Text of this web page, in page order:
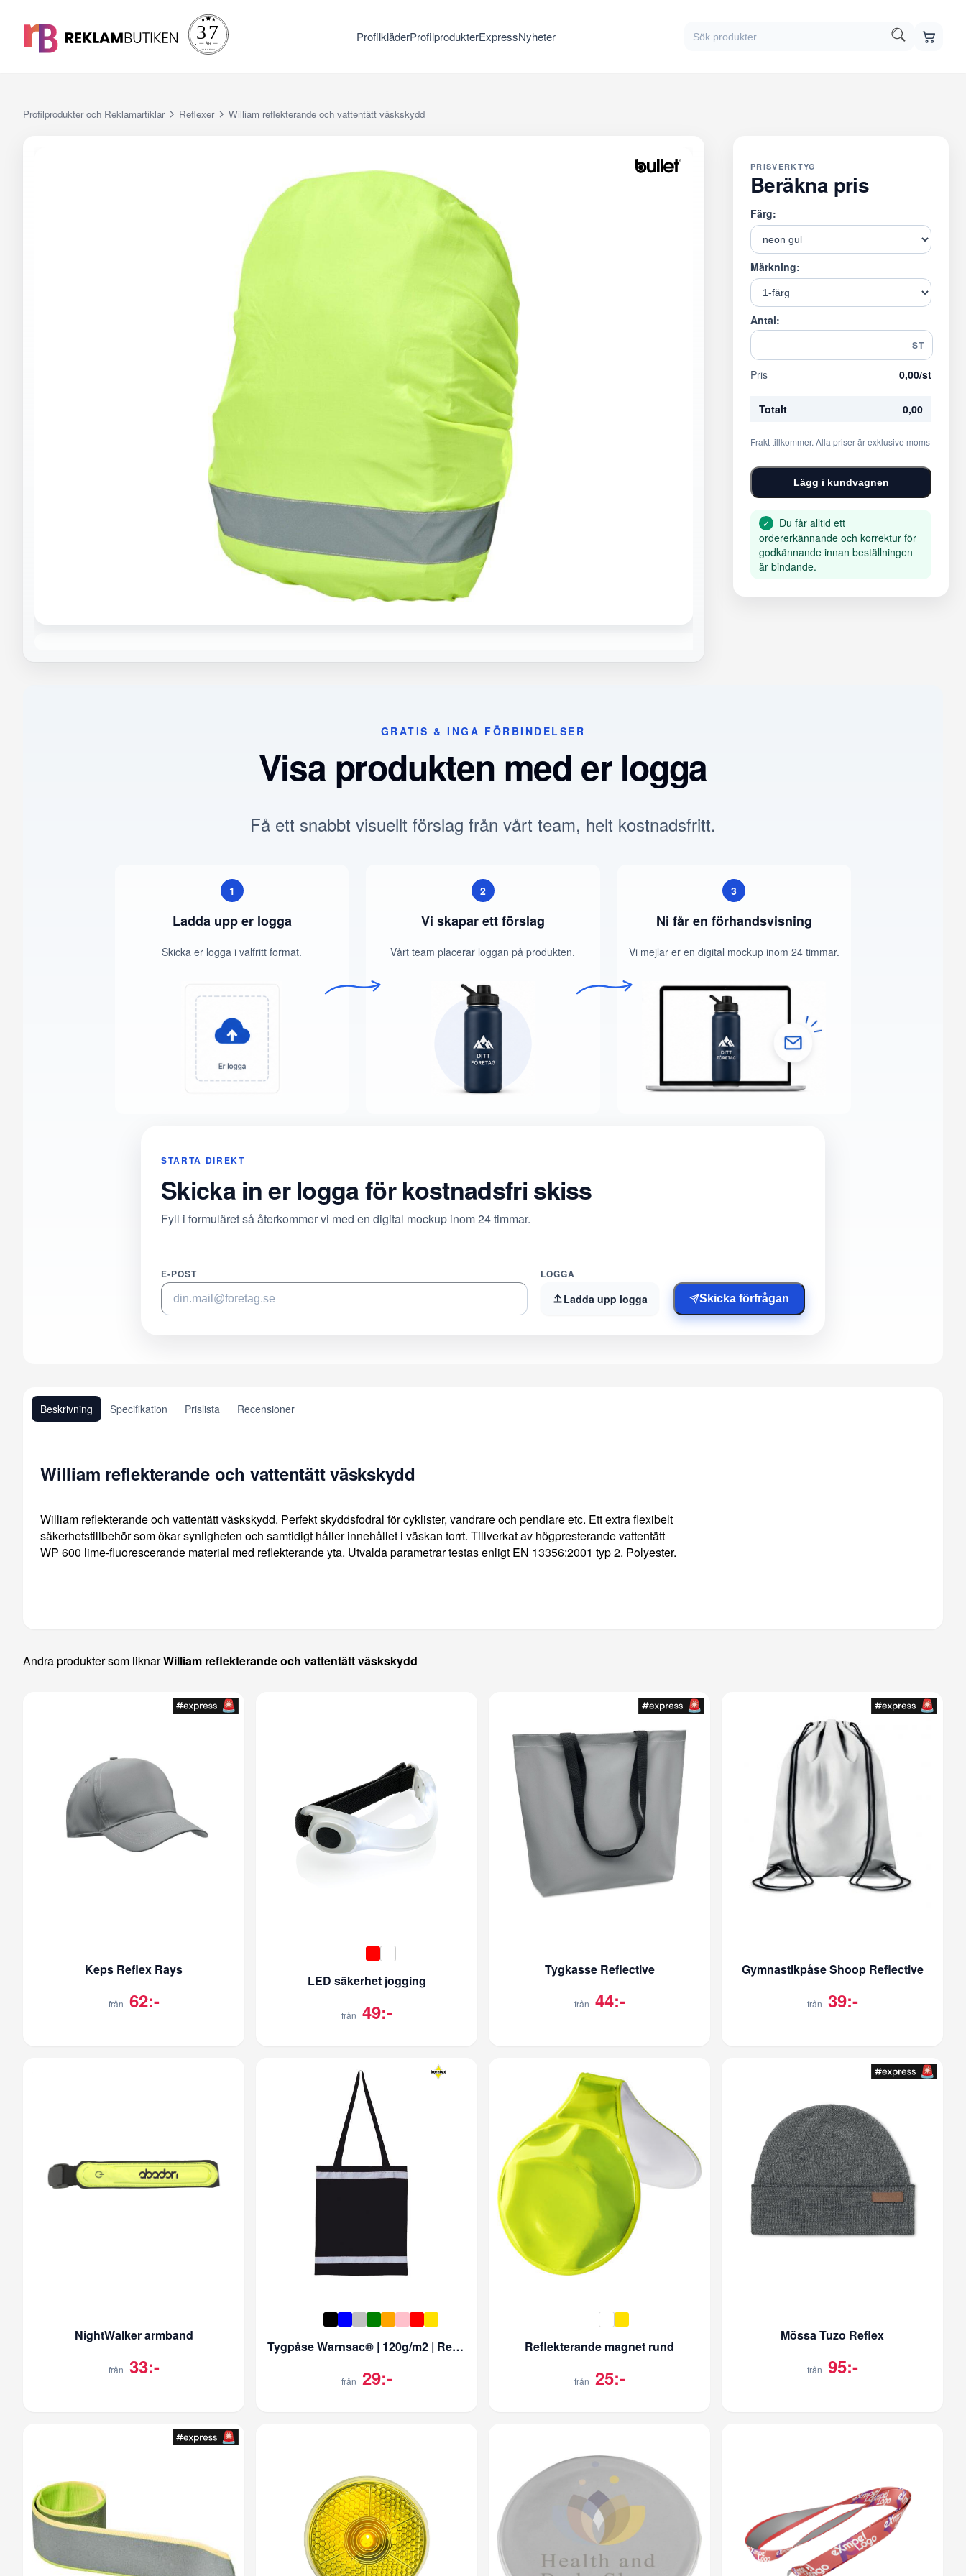
ProfilkläderProfilprodukterExpressNyheter
Profilprodukter och Reklamartiklar Reflexer William reflekterande och vattentätt väskskydd
PRISVERKTYG
Beräkna pris
Färg:
Märkning:
Antal:
ST
Pris 0,00/st
Totalt 0,00
Frakt tillkommer. Alla priser är exklusive moms
Lägg i kundvagnen
✓
Du får alltid ett
ordererkännande och korrektur för
godkännande innan beställningen
är bindande.
GRATIS & INGA FÖRBINDELSER
Visa produkten med er logga
Få ett snabbt visuellt förslag från vårt team, helt kostnadsfritt.
1
Ladda upp er logga
Skicka er logga i valfritt format.
2
Vi skapar ett förslag
Vårt team placerar loggan på produkten.
3
Ni får en förhandsvisning
Vi mejlar er en digital mockup inom 24 timmar.
STARTA DIREKT
Skicka in er logga för kostnadsfri skiss
Fyll i formuläret så återkommer vi med en digital mockup inom 24 timmar.
E-POST LOGGA
Ladda upp logga Skicka förfrågan
Beskrivning Specifikation Prislista Recensioner
William reflekterande och vattentätt väskskydd
William reflekterande och vattentätt väskskydd. Perfekt skyddsfodral för cyklister, vandrare och pendlare etc. Ett extra flexibelt
säkerhetstillbehör som ökar synligheten och samtidigt håller innehållet i väskan torrt. Tillverkat av högpresterande vattentätt
WP 600 lime-fluorescerande material med reflekterande yta. Utvalda parametrar testas enligt EN 13356:2001 typ 2. Polyester.
Andra produkter som liknarWilliam reflekterande och vattentätt väskskydd
Keps Reflex Rays
från 62:-
LED säkerhet jogging
från 49:-
Tygkasse Reflective
från 44:-
Gymnastikpåse Shoop Reflective
från 39:-
NightWalker armband
från 33:-
Tygpåse Warnsac® | 120g/m2 | Reflex
från 29:-
Reflekterande magnet rund
från 25:-
Mössa Tuzo Reflex
från 95:-